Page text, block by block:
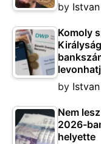
by
Komoly
by
Nem
2026-
helyette